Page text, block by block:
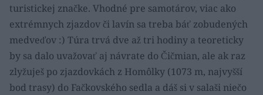
turistickej značke. Vhodné pre samotárov, viac ako
extrémnych zjazdov či lavín sa treba báť zobudených
medveďov :) Túra trvá dve až tri hodiny a teoreticky
by sa dalo uvažovať aj návrate do Čičmian, ale ak raz
zlyžuješ po zjazdovkách z Homôlky (1073 m, najvyšší
bod trasy) do Fačkovského sedla a dáš si v salaši niečo